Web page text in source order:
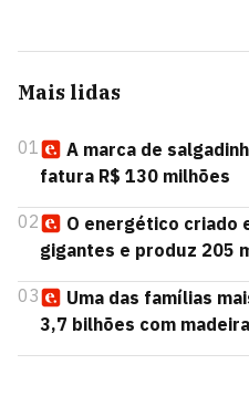
Mais lidas
01
A marca de
fatura R$ 130 milhões
02
O energético criado
gigantes e produz 205
03
Uma das famílias
3,7 bilhões com madeira